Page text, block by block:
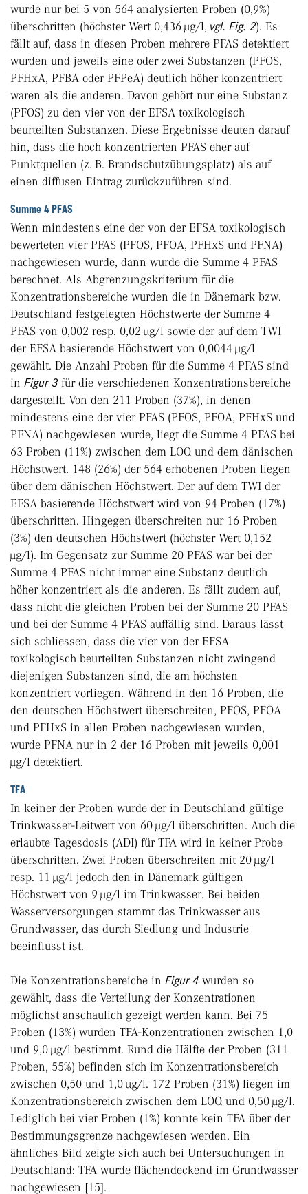
wurde nur bei 5 von 564 analysierten Proben (0,9%)
überschritten (höchster Wert 0,436 µg/l, vgl. Fig. 2). Es
fällt auf, dass in diesen Proben mehrere PFAS detektiert
wurden und jeweils eine oder zwei Substanzen (PFOS,
PFHxA, PFBA oder PFPeA) deutlich höher konzentriert
waren als die anderen. Davon gehört nur eine Substanz
(PFOS) zu den vier von der EFSA toxikologisch
beurteilten Substanzen. Diese Ergebnisse deuten darauf
hin, dass die hoch konzen­trierten PFAS eher auf
Punktquellen (z. B. Brandschutzübungsplatz) als auf
einen diffusen Eintrag zurückzuführen sind.
Summe 4 PFAS
Wenn mindestens eine der von der EFSA toxikologisch
bewerteten vier PFAS (PFOS, PFOA, PFHxS und PFNA)
nachgewiesen wurde, dann wurde die Summe 4 PFAS
berechnet. Als Abgrenzungskriterium für die
Konzentrationsbereiche wurden die in Dänemark bzw.
Deutschland festgelegten Höchstwerte der Summe 4
PFAS von 0,002 resp. 0,02 µg/l sowie der auf dem TWI
der EFSA basierende Höchstwert von 0,0044 µg/l
gewählt. Die Anzahl Proben für die Summe 4 PFAS sind
in Figur 3 für die verschiedenen Konzentrationsbereiche
dargestellt. Von den 211 Proben (37%), in denen
mindestens eine der vier PFAS (PFOS, PFOA, PFHxS und
PFNA) nachgewiesen wurde, liegt die Summe 4 PFAS bei
63 Proben (11%) zwischen dem LOQ und dem dänischen
Höchstwert. 148 (26%) der 564 erho­benen Proben liegen
über dem dänischen Höchstwert. Der auf dem TWI der
EFSA basierende Höchstwert wird von 94 Proben (17%)
überschritten. Hingegen überschreiten nur 16 Proben
(3%) den deutschen Höchstwert (höchster Wert 0,152
µg/l). Im Gegensatz zur Summe 20 PFAS war bei der
Summe 4 PFAS nicht immer eine Substanz deutlich
höher konzentriert als die anderen. Es fällt zudem auf,
dass nicht die gleichen Proben bei der Summe 20 PFAS
und bei der Summe 4 PFAS auffällig sind. Daraus lässt
sich schliessen, dass die vier von der EFSA
toxikologisch beurteilten Substanzen nicht zwingend
dieje­nigen Substanzen sind, die am höchsten
konzentriert vorliegen. Während in den 16 Proben, die
den deutschen Höchstwert überschreiten, PFOS, PFOA
und PFHxS in allen Proben nachgewiesen wurden,
wurde PFNA nur in 2 der 16 Proben mit jeweils 0,001
µg/l detektiert.
TFA
In keiner der Proben wurde der in Deutschland gültige
Trinkwasser-Leitwert von 60 µg/l überschritten. Auch die
erlaubte Tagesdosis (ADI) für TFA wird in keiner Probe
überschritten. Zwei Proben überschreiten mit 20 µg/l
resp. 11 µg/l jedoch den in Dänemark gültigen
Höchstwert von 9 µg/l im Trinkwasser. Bei beiden
Wasserversorgungen stammt das Trinkwasser aus
Grundwasser, das durch Siedlung und Industrie
beeinflusst ist.
Die Konzentrationsbereiche in Figur 4 wurden so
gewählt, dass die Verteilung der Konzentrationen
möglichst anschaulich gezeigt werden kann. Bei 75
Proben (13%) wurden TFA-Konzentrationen zwischen 1,0
und 9,0 µg/l bestimmt. Rund die Hälfte der Proben (311
Proben, 55%) befinden sich im Konzentrationsbereich
zwischen 0,50 und 1,0 µg/l. 172 Proben (31%) liegen im
Konzentrationsbereich zwischen dem LOQ und 0,50 µg/l.
Lediglich bei vier Proben (1%) konnte kein TFA über der
Bestimmungsgrenze nachgewiesen werden. Ein
ähnliches Bild zeigte sich auch bei Untersuchungen in
Deutschland: TFA wurde flächendeckend im Grund­wasser
nachgewiesen [15].